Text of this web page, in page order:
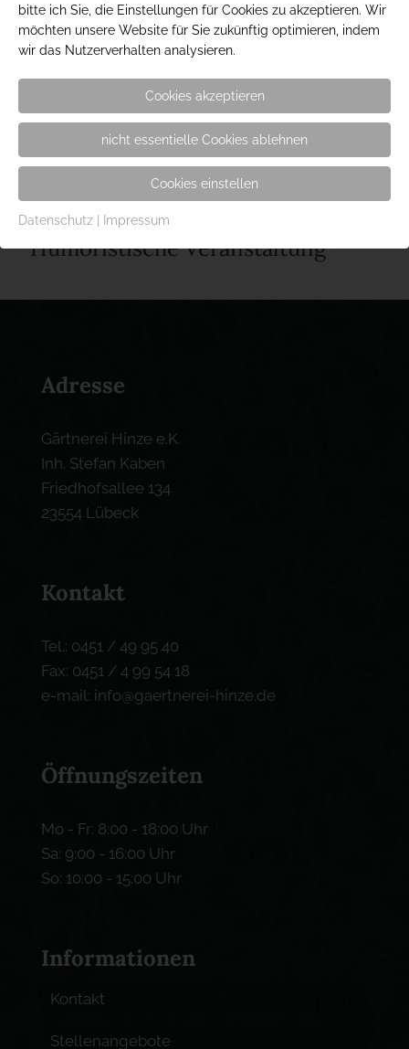
Über den Tellerrand
Humoristische Veranstaltung
Adresse
Gärtnerei Hinze e.K.
Inh. Stefan Kaben
Friedhofsallee 134
23554 Lübeck
Kontakt
Tel.: 0451 / 49 95 40
Fax: 0451 / 4 99 54 18
e-mail: info@gaertnerei-hinze.de
Öffnungszeiten
Mo - Fr: 8:00 - 18:00 Uhr
Sa: 9:00 - 16:00 Uhr
So: 10:00 - 15:00 Uhr
Informationen
Kontakt
Stellenangebote
bitte ich Sie, die Einstellungen für Cookies zu akzeptieren. Wir
möchten unsere Website für Sie zukünftig optimieren, indem
wir das Nutzerverhalten analysieren.
Cookies akzeptieren
nicht essentielle Cookies ablehnen
Cookies einstellen
Datenschutz Impressum